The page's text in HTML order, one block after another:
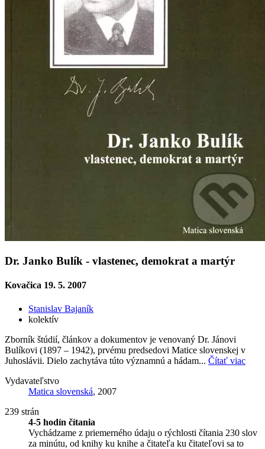
Dr. Janko Bulík - vlastenec, demokrat a martýr
Kovačica 19. 5. 2007
Stanislav Bajaník
kolektív
Zborník štúdií, článkov a dokumentov je venovaný Dr. Jánovi
Bulíkovi (1897 – 1942), prvému predsedovi Matice slovenskej v
Juhoslávii. Dielo zachytáva túto významnú a hádam... Čítať viac
Vydavateľstvo
Matica slovenská, 2007
239 strán
4-5 hodín čítania
Vychádzame z priemerného údaju o rýchlosti čítania 230 slov
za minútu, od knihy ku knihe a čitateľa ku čitateľovi sa to